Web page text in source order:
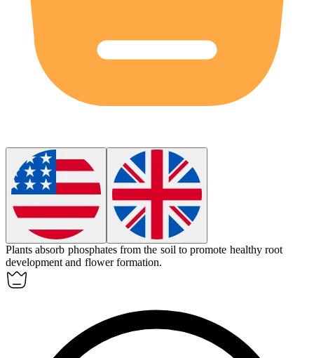
Plants absorb phosphates from the soil to promote healthy root
development and flower formation.